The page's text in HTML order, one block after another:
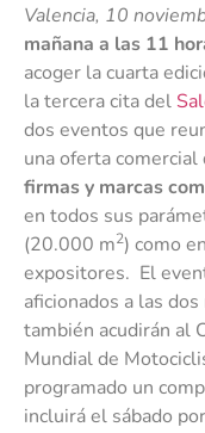
Valencia, 10
mañana a las 11
acoger la cuarta
la tercera cita del
dos eventos que
una oferta
firmas y marcas
en todos sus
(20.000 m2) como
expositores. El
aficionados a las
también acudirán al
Mundial de
programado un
incluirá el sábado